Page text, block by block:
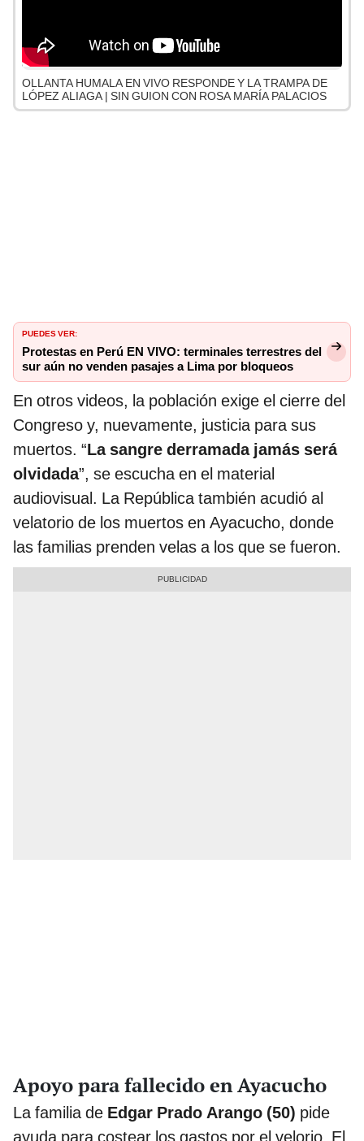
OLLANTA HUMALA EN VIVO RESPONDE Y LA TRAMPA DE
LÓPEZ ALIAGA | SIN GUION CON ROSA MARÍA PALACIOS
PUEDES VER:
Protestas en Perú EN VIVO: terminales terrestres del
sur aún no venden pasajes a Lima por bloqueos
En otros videos, la población exige el cierre del
Congreso y, nuevamente, justicia para sus
muertos. “La sangre derramada jamás será
olvidada”, se escucha en el material
audiovisual. La República también acudió al
velatorio de los muertos en Ayacucho, donde
las familias prenden velas a los que se fueron.
Apoyo para fallecido en Ayacucho
La familia de Edgar Prado Arango (50) pide
ayuda para costear los gastos por el velorio. El